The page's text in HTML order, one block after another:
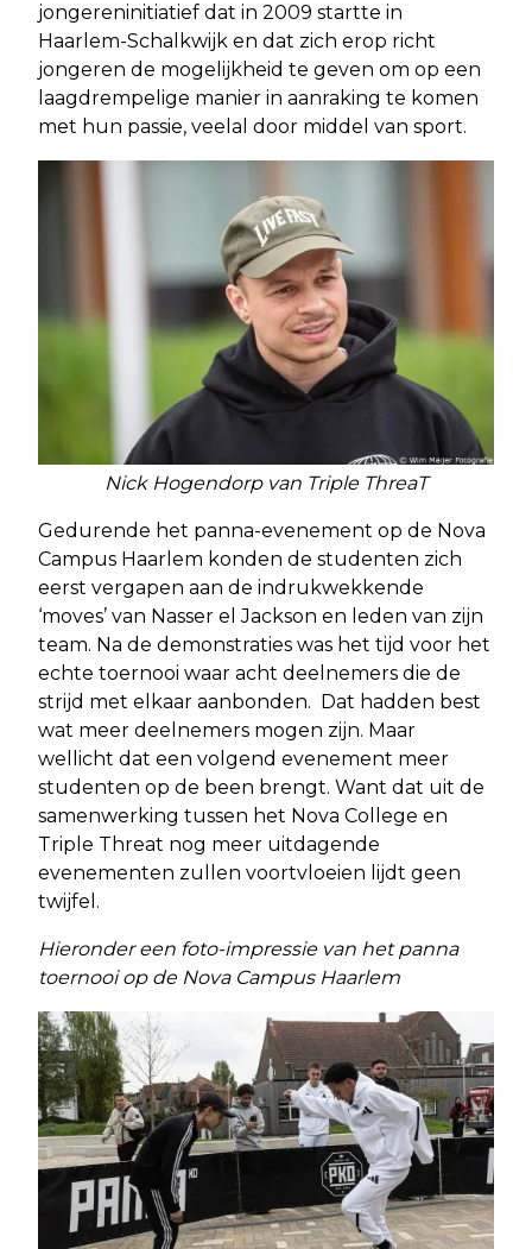
jongereninitiatief dat in 2009 startte in
Haarlem-Schalkwijk en dat zich erop richt
jongeren de mogelijkheid te geven om op een
laagdrempelige manier in aanraking te komen
met hun passie, veelal door middel van sport.
Nick Hogendorp van Triple ThreaT
Gedurende het panna-evenement op de Nova
Campus Haarlem konden de studenten zich
eerst vergapen aan de indrukwekkende
‘moves’ van Nasser el Jackson en leden van zijn
team. Na de demonstraties was het tijd voor het
echte toernooi waar acht deelnemers die de
strijd met elkaar aanbonden. Dat hadden best
wat meer deelnemers mogen zijn. Maar
wellicht dat een volgend evenement meer
studenten op de been brengt. Want dat uit de
samenwerking tussen het Nova College en
Triple Threat nog meer uitdagende
evenementen zullen voortvloeien lijdt geen
twijfel.
Hieronder een foto-impressie van het panna
toernooi op de Nova Campus Haarlem